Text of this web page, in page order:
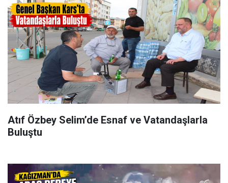
Atıf Özbey Selim’de Esnaf ve Vatandaşlarla
Buluştu